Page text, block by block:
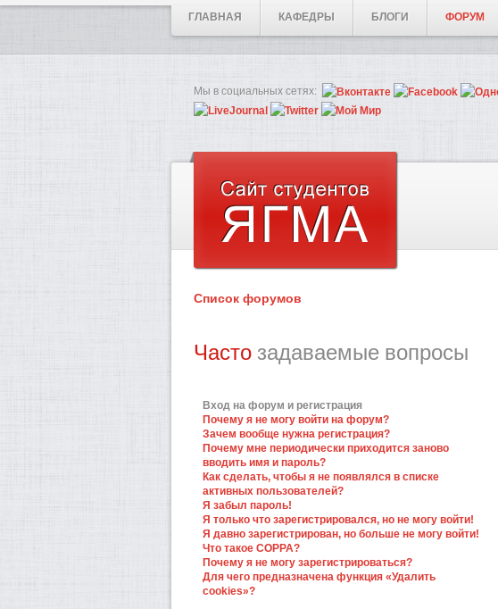
ГЛАВНАЯ КАФЕДРЫ БЛОГИ ФОРУМ
Мы в социальных сетях:
Список форумов
Часто задаваемые вопросы
Вход на форум и регистрация
Почему я не могу войти на форум?
Зачем вообще нужна регистрация?
Почему мне периодически приходится заново
вводить имя и пароль?
Как сделать, чтобы я не появлялся в списке
активных пользователей?
Я забыл пароль!
Я только что зарегистрировался, но не могу войти!
Я давно зарегистрирован, но больше не могу войти!
Что такое COPPA?
Почему я не могу зарегистрироваться?
Для чего предназначена функция «Удалить
cookies»?